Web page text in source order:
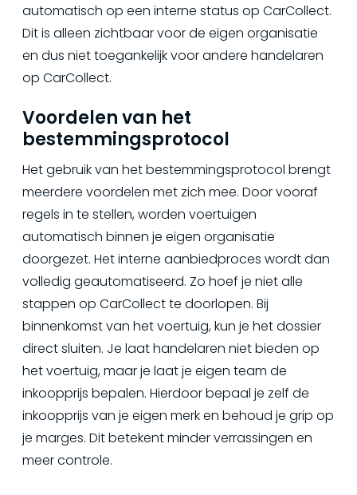
automatisch op een interne status op CarCollect.
Dit is alleen zichtbaar voor de eigen organisatie
en dus niet toegankelijk voor andere handelaren
op CarCollect.
Voordelen van het
bestemmingsprotocol
Het gebruik van het bestemmingsprotocol brengt
meerdere voordelen met zich mee. Door vooraf
regels in te stellen, worden voertuigen
automatisch binnen je eigen organisatie
doorgezet. Het interne aanbiedproces wordt dan
volledig geautomatiseerd. Zo hoef je niet alle
stappen op CarCollect te doorlopen. Bij
binnenkomst van het voertuig, kun je het dossier
direct sluiten. Je laat handelaren niet bieden op
het voertuig, maar je laat je eigen team de
inkoopprijs bepalen. Hierdoor bepaal je zelf de
inkoopprijs van je eigen merk en behoud je grip op
je marges. Dit betekent minder verrassingen en
meer controle.